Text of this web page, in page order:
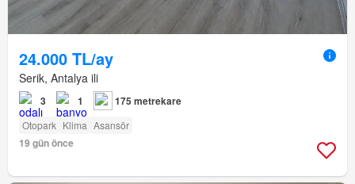
24.000 TL/ay
Serik, Antalya ili
3 1 175 metrekare
Otopark Klima Asansör
19 gün önce